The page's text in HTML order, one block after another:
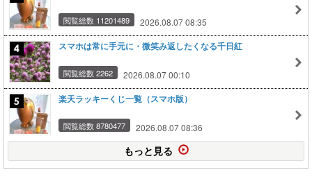
閲覧総数 11201489 2026.08.07 08:35
スマホは常に手元に・微笑み返したくなる千日紅
閲覧総数 2262 2026.08.07 00:10
楽天ラッキーくじ一覧（スマホ版）
閲覧総数 8780477 2026.08.07 08:36
もっと見る